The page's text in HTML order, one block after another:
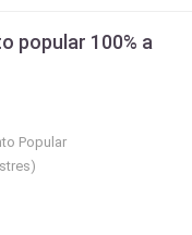
popular 100% a
Popular